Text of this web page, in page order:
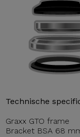
Technische
Graxx GTO frame
Bracket BSA 68